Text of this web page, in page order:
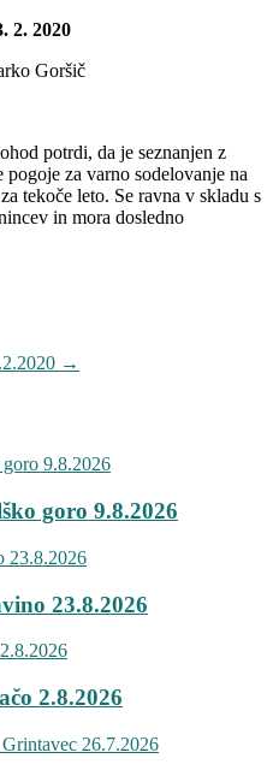
2. 2020
Goršič
potrdi, da je seznanjen z
za varno sodelovanje na
tekoče leto. Se ravna v skladu s
in mora dosledno
→
goro 9.8.2026
23.8.2026
2.8.2026